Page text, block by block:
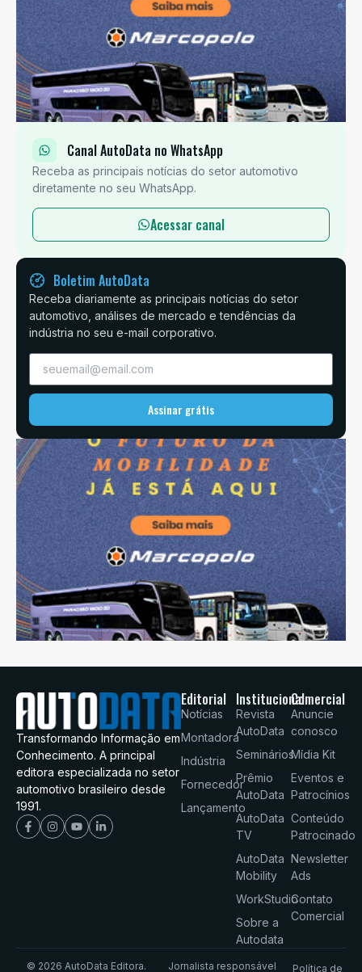
Canal AutoData no WhatsApp
Receba as principais notícias do setor automotivo
diretamente no seu WhatsApp.
Acessar canal
Boletim AutoData
Receba diariamente as principais notícias do setor
automotivo, análises de mercado e tendências da
indústria no seu e-mail corporativo.
Assinar grátis
Transformando Informação em
Conhecimento. A principal
editora especializada no setor
automotivo brasileiro desde
1991.
Editorial
Notícias
Montadora
Indústria
Fornecedor
Lançamento
Institucional
Revista
AutoData
Seminários
Prêmio
AutoData
AutoData
TV
AutoData
Mobility
WorkStudio
Sobre a
Autodata
Comercial
Anuncie
conosco
Mídia Kit
Eventos e
Patrocínios
Conteúdo
Patrocinado
Newsletter
Ads
Contato
Comercial
© 2026 AutoData Editora.
Jornalista responsável
Política de